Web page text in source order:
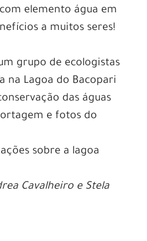
com elemento água em
a muitos seres!
grupo de ecologistas
na Lagoa do Bacopari
das águas
e fotos do
sobre a lagoa
Cavalheiro e Stela